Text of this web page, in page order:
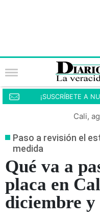
¡SUSCRÍBETE A
Cali,
Paso a revisión el
medida
Qué va a
placa en
diciembre y